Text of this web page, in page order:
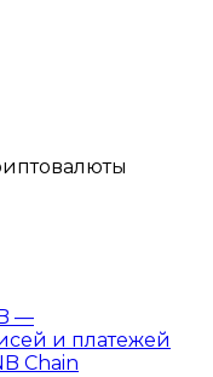
—
и платежей
Chain